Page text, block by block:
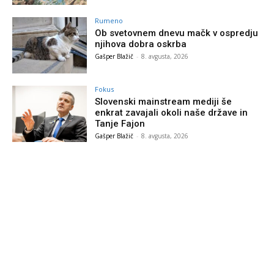
Rumeno
Ob svetovnem dnevu mačk v ospredju
njihova dobra oskrba
Gašper Blažič - 8. avgusta, 2026
Fokus
Slovenski mainstream mediji še
enkrat zavajali okoli naše države in
Tanje Fajon
Gašper Blažič - 8. avgusta, 2026